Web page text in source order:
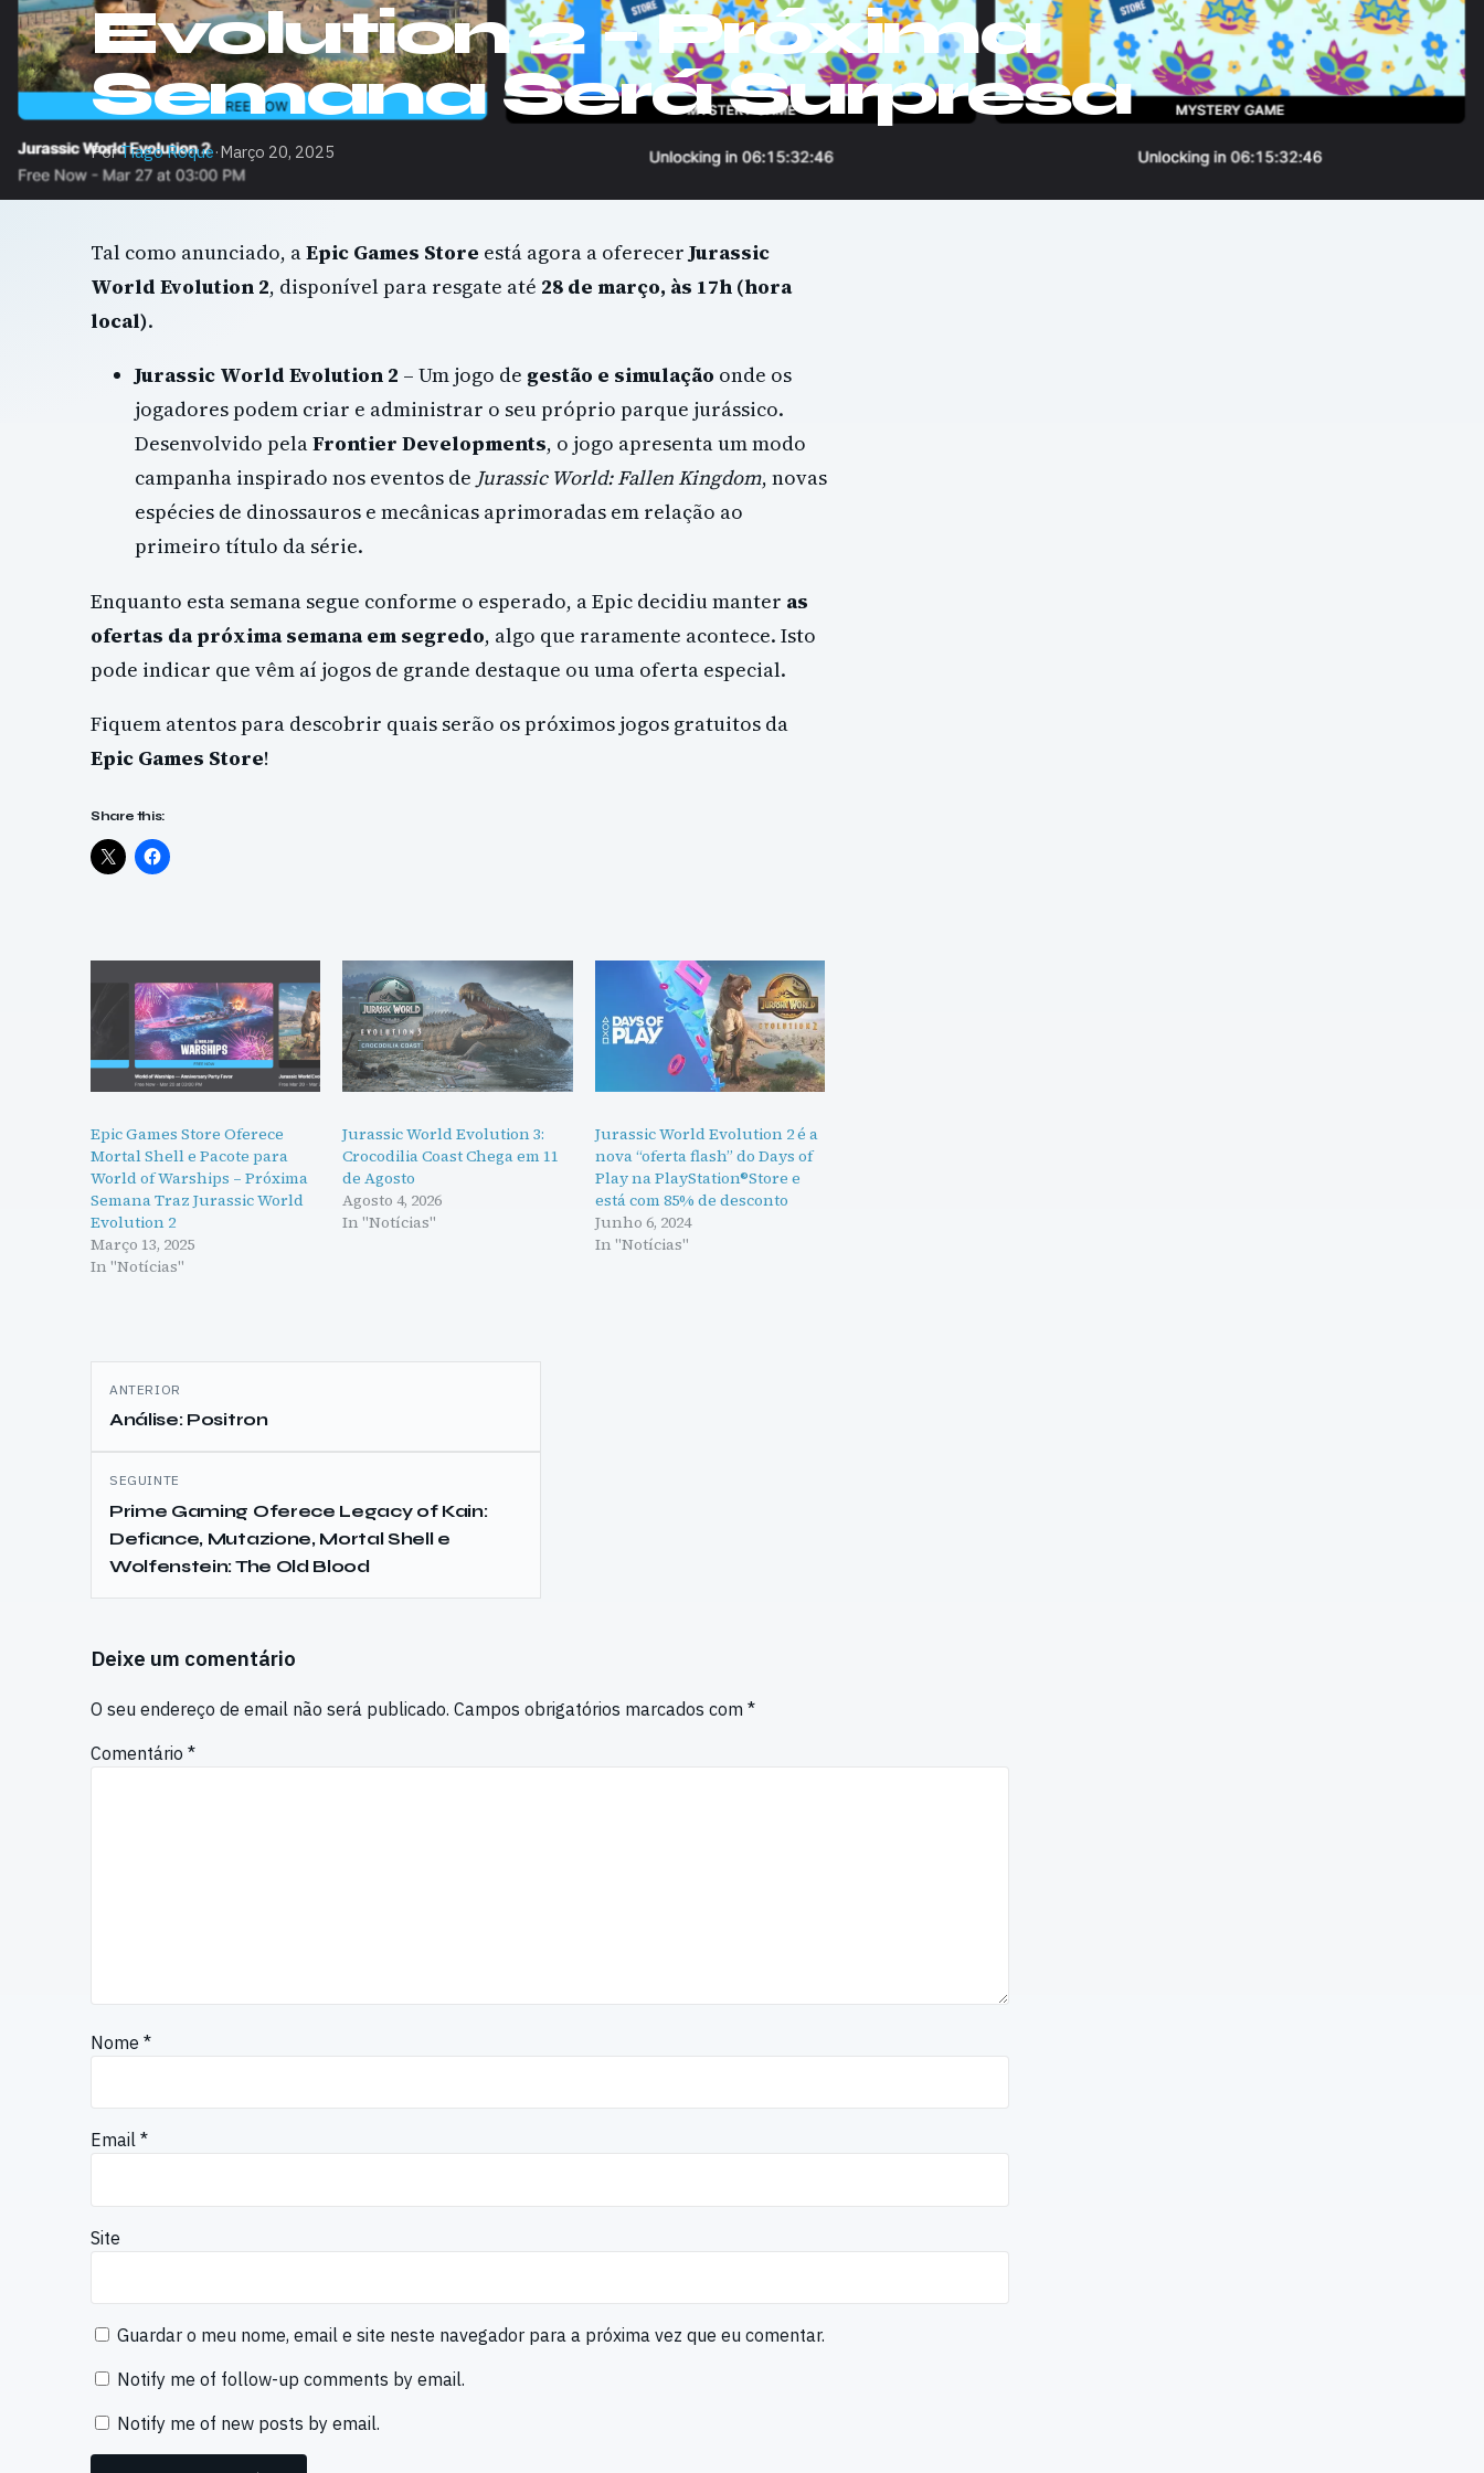
Evolution 2 – Próxima
Semana Será Surpresa
PorTiago Roque·Março 20, 2025
Tal como anunciado, aEpic Games Store está agora a oferecerJurassic
World Evolution 2, disponível para resgate até 28 de março, às 17h (hora
local).
Jurassic World Evolution 2 – Um jogo de gestão e simulação onde os
jogadores podem criar e administrar o seu próprio parque jurássico.
Desenvolvido pelaFrontier Developments, o jogo apresenta um modo
campanha inspirado nos eventos de Jurassic World: Fallen Kingdom, novas
espécies de dinossauros e mecânicas aprimoradas em relação ao
primeiro título da série.
Enquanto esta semana segue conforme o esperado, a Epic decidiu manter as
ofertas da próxima semana em segredo, algo que raramente acontece. Isto
pode indicar que vêm aí jogos de grande destaque ou uma oferta especial.
Fiquem atentos para descobrir quais serão os próximos jogos gratuitos da
Epic Games Store!
Share this:
Epic Games Store Oferece
Mortal Shell e Pacote para
World of Warships – Próxima
Semana Traz Jurassic World
Evolution 2
Março 13, 2025
In "Notícias"
Jurassic World Evolution 3:
Crocodilia Coast Chega em 11
de Agosto
Agosto 4, 2026
In "Notícias"
Jurassic World Evolution 2 é a
nova “oferta flash” do Days of
Play na PlayStation®Store e
está com 85% de desconto
Junho 6, 2024
In "Notícias"
Navegação
de
artigos
ANTERIOR
Análise: Positron
SEGUINTE
Prime Gaming Oferece Legacy of Kain:
Defiance, Mutazione, Mortal Shell e
Wolfenstein: The Old Blood
Deixe um comentário
O seu endereço de email não será publicado. Campos obrigatórios marcados com *
Comentário *
Nome *
Email *
Site
Guardar o meu nome, email e site neste navegador para a próxima vez que eu comentar.
Notify me of follow-up comments by email.
Notify me of new posts by email.